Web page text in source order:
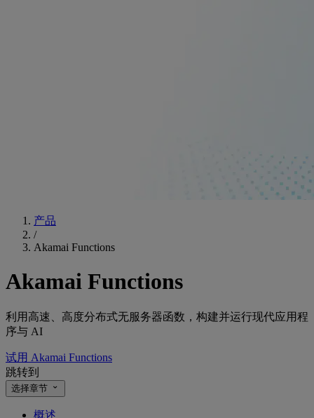
产品
/
Akamai Functions
Akamai Functions
利用高速、高度分布式无服务器函数，构建并运行现代应用程
序与 AI
试用 Akamai Functions
跳转到
选择章节
概述